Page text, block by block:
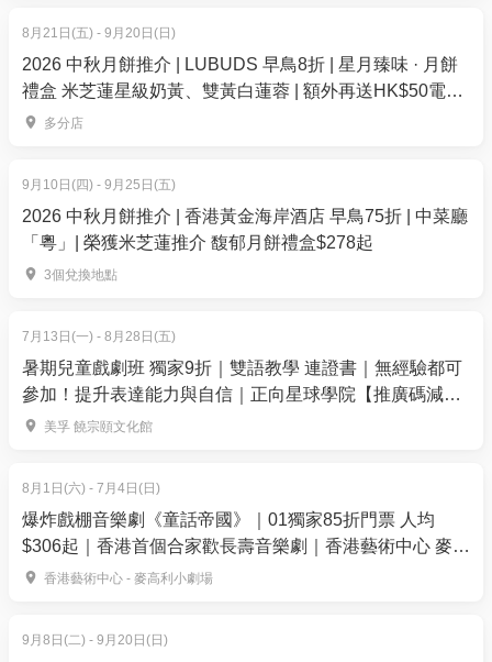
Pocahontas - Colors of the Wind - 風中奇緣
Frozen - Let it Go - 魔雪奇緣
The Little Mermaid - Part of Your World - 小魚仙
Beauty and the Beast - Beauty and the Beast - 美女與
Snow White - Someday My Prince will Come - 白雪公
主
Coco - Remember Me - 玩轉極樂園
Aladdin - A Whole New World - 阿拉丁
【入場須知及注意事項】
為了確保所有觀眾的觀賞體驗，請留意以下規定：
準時到達： 音樂會將於開場前 40 分鐘開放進場。
入口。一旦入口關閉，嚴禁任何人士進場，亦不設遲
到入場安排。補償安排： 遲到而未能進場的觀眾，可
獲安排改期至其他場次，惟根據公司政策，一律不設
退款。
8月21日(五) - 9月20日(日)
2026 中秋月餅推介 | LUBUDS 早鳥8折 | 星月臻味 · 月餅
禮盒 米芝蓮星級奶黃、雙黃白蓮蓉 | 額外再送HK$50電子
餐飲優惠券
多分店
9月10日(四) - 9月25日(五)
2026 中秋月餅推介 | 香港黃金海岸酒店 早鳥75折 | 中菜廳
「粵」| 榮獲米芝蓮推介 馥郁月餅禮盒$278起
3個兌換地點
7月13日(一) - 8月28日(五)
暑期兒童戲劇班 獨家9折｜雙語教學 連證書｜無經驗都可
參加！提升表達能力與自信｜正向星球學院【推廣碼減
$100】
美孚 饒宗頤文化館
8月1日(六) - 7月4日(日)
爆炸戲棚音樂劇《童話帝國》｜01獨家85折門票 人均
$306起｜香港首個合家歡長壽音樂劇｜香港藝術中心 麥高
利小劇場上演
香港藝術中心 - 麥高利小劇場
9月8日(二) - 9月20日(日)